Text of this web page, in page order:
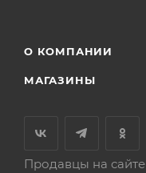
О КОМПАНИИ
МАГАЗИНЫ
Продавцы на сайте